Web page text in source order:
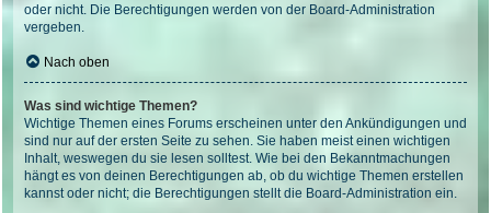
oder nicht. Die Berechtigungen werden von der Board-Administration
vergeben.
Nach oben
Was sind wichtige Themen?
Wichtige Themen eines Forums erscheinen unter den Ankündigungen und
sind nur auf der ersten Seite zu sehen. Sie haben meist einen wichtigen
Inhalt, weswegen du sie lesen solltest. Wie bei den Bekanntmachungen
hängt es von deinen Berechtigungen ab, ob du wichtige Themen erstellen
kannst oder nicht; die Berechtigungen stellt die Board-Administration ein.